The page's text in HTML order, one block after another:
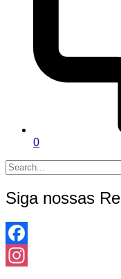
0
Siga nossas
Facebook